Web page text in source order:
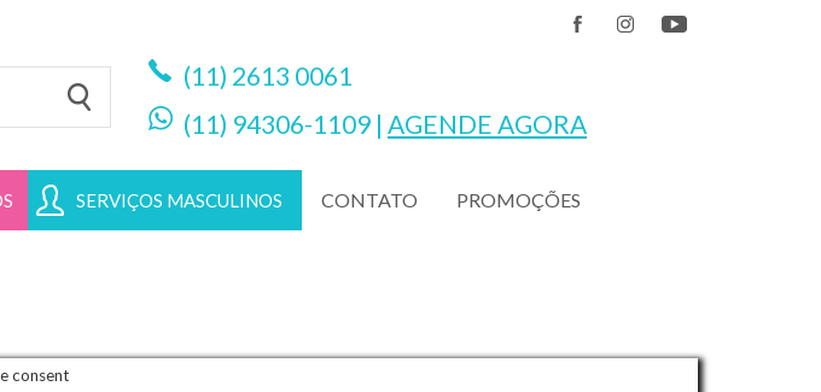
(11) 2613 0061
(11) 94306-1109 | AGENDE AGORA
SERVIÇOS MASCULINOS CONTATO PROMOÇÕES
consent